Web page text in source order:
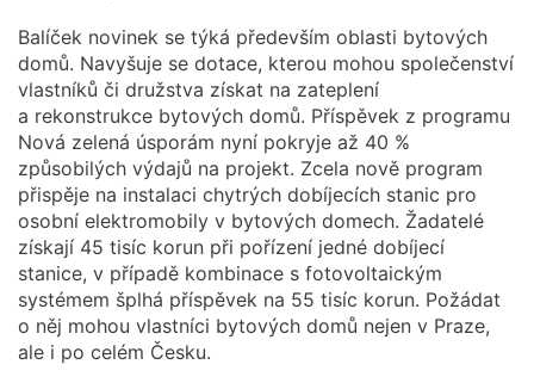
Balíček novinek se týká především oblasti bytových
domů. Navyšuje se dotace, kterou mohou společenství
vlastníků či družstva získat na zateplení
a rekonstrukce bytových domů. Příspěvek z programu
Nová zelená úsporám nyní pokryje až 40 %
způsobilých výdajů na projekt. Zcela nově program
přispěje na instalaci chytrých dobíjecích stanic pro
osobní elektromobily v bytových domech. Žadatelé
získají 45 tisíc korun při pořízení jedné dobíjecí
stanice, v případě kombinace s fotovoltaickým
systémem šplhá příspěvek na 55 tisíc korun. Požádat
o něj mohou vlastníci bytových domů nejen v Praze,
ale i po celém Česku.